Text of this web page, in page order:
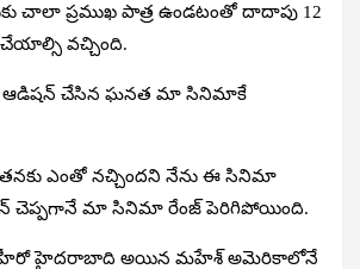
చాలా ప్రముఖ పాత్ర ఉండటంతో దాదాపు 12
వచ్చింది.
ఆడిషన్‌ చేసిన ఘనత మా సినిమాకే
ఎంతో నచ్చిందని నేను ఈ సినిమా
చెప్పగానే మా సినిమా రేంజ్‌ పెరిగిపోయింది.
హైదరాబాది అయిన మహేశ్‌ అమెరికాలోనే